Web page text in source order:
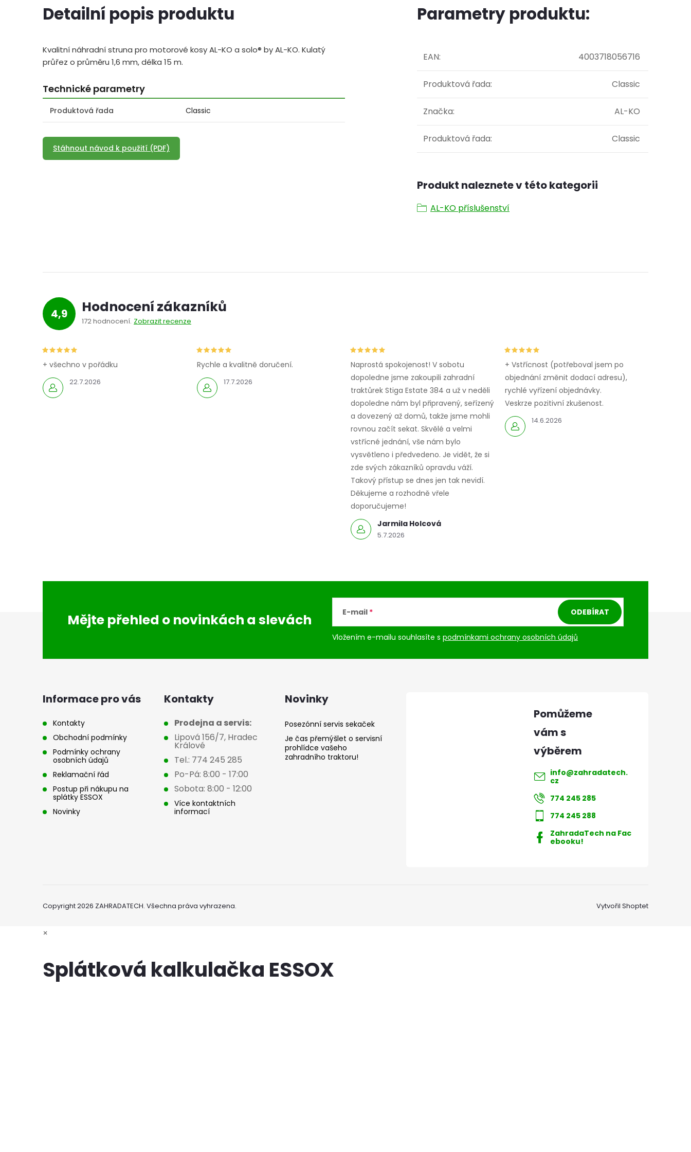
Detailní popis produktu
Kvalitní náhradní struna pro motorové kosy AL-KO a solo® by AL-KO. Kulatý
průřez o průměru 1,6 mm, délka 15 m.
Technické parametry
Produktová řada Classic
Stáhnout návod k použití (PDF)
Parametry produktu:
EAN: 4003718056716
Produktová řada: Classic
Značka: AL-KO
Produktová řada: Classic
Produkt naleznete v této kategorii
AL-KO příslušenství
4,9 Hodnocení zákazníků
172 hodnocení Zobrazit recenze
22.7.2026
+ všechno v pořádku
17.7.2026
Rychle a kvalitně doručení.
Jarmila Holcová
5.7.2026
Naprostá spokojenost! V sobotu
dopoledne jsme zakoupili zahradní
traktůrek Stiga Estate 384 a už v neděli
dopoledne nám byl připravený, seřízený
a dovezený až domů, takže jsme mohli
rovnou začít sekat. Skvělé a velmi
vstřícné jednání, vše nám bylo
vysvětleno i předvedeno. Je vidět, že si
zde svých zákazníků opravdu váží.
Takový přístup se dnes jen tak nevidí.
Děkujeme a rozhodně vřele
doporučujeme!
14.6.2026
+ Vstřícnost (potřeboval jsem po
objednání změnit dodací adresu),
rychlé vyřízení objednávky.
Veskrze pozitivní zkušenost.
Mějte přehled o novinkách a slevách E-mail
Vložením e-mailu souhlasíte s podmínkami ochrany osobních údajů
ODEBÍRAT
Informace pro vás
Kontakty
Obchodní podmínky
Podmínky ochrany
osobních údajů
Reklamační řád
Postup při nákupu na
splátky ESSOX
Novinky
Kontakty
Prodejna a servis:
Lipová 156/7, Hradec
Králové
Tel.: 774 245 285
Po-Pá: 8:00 - 17:00
Sobota: 8:00 - 12:00
Více kontaktních
informací
Novinky
Posezónní servis sekaček
Je čas přemýšlet o servisní
prohlídce vašeho
zahradního traktoru!
info@zahradatech.
cz
774 245 285
774 245 288
ZahradaTech na Fac
ebooku!
Vytvořil Shoptet
Copyright 2026 ZAHRADATECH. Všechna práva vyhrazena.
×
Splátková kalkulačka ESSOX